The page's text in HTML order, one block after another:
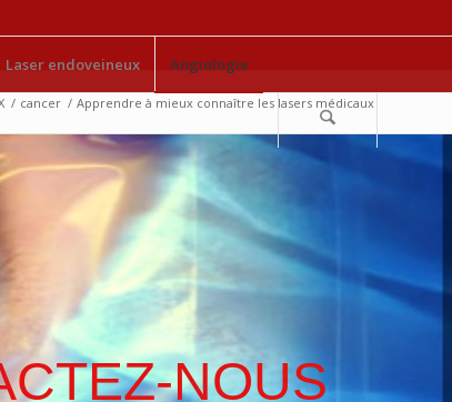
Laser endoveineux Angiologie
/ cancer / Apprendre à mieux connaître les lasers médicaux